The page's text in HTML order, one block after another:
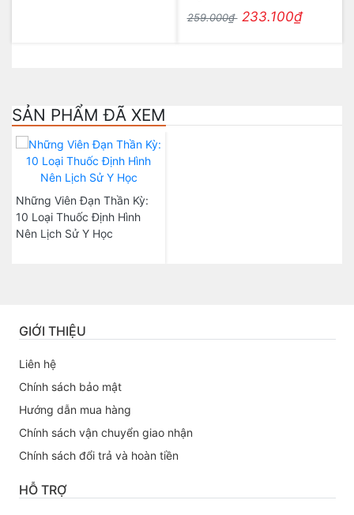
259.000₫ 233.100₫
SẢN PHẨM ĐÃ XEM
Những Viên Đạn Thần Kỳ:
10 Loại Thuốc Định Hình
Nên Lịch Sử Y Học
GIỚI THIỆU
Liên hệ
Chính sách bảo mật
Hướng dẫn mua hàng
Chính sách vận chuyển giao nhận
Chính sách đổi trả và hoàn tiền
HỖ TRỢ